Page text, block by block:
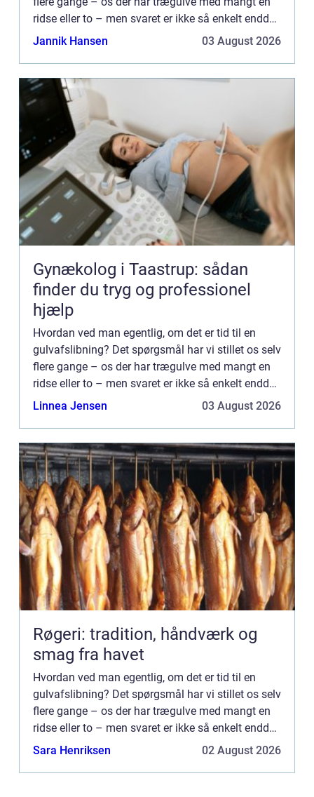
ridse eller to – men svaret er ikke så enkelt endda.
Og så alligevel. Din bolig skal holdes i pæn
Jannik Hansen 03 August 2026
Gynækolog i Taastrup: sådan
finder du tryg og professionel
hjælp
Hvordan ved man egentlig, om det er tid til en
gulvafslibning? Det spørgsmål har vi stillet os selv
flere gange – os der har trægulve med mangt en
ridse eller to – men svaret er ikke så enkelt endda.
Og så alligevel. Din bolig skal holdes i pæn
Linnea Jensen 03 August 2026
Røgeri: tradition, håndværk og
smag fra havet
Hvordan ved man egentlig, om det er tid til en
gulvafslibning? Det spørgsmål har vi stillet os selv
flere gange – os der har trægulve med mangt en
ridse eller to – men svaret er ikke så enkelt endda.
Og så alligevel. Din bolig skal holdes i pæn
Sara Henriksen 02 August 2026